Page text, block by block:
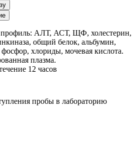
профиль: АЛТ, АСТ, ЩФ, холестерин,
общий белок, альбумин,
хлориды, мочевая кислота.
плазма.
12 часов
пробы в лабораторию